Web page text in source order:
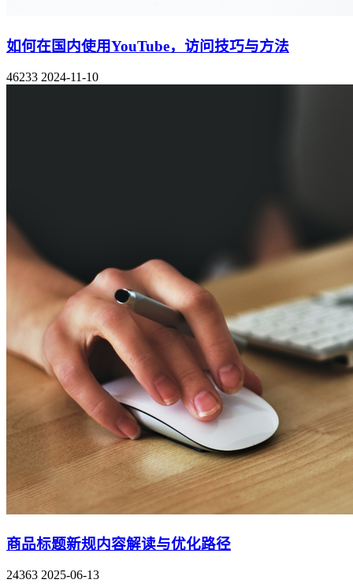
如何在国内使用YouTube，访问技巧与方法
46233 2024-11-10
商品标题新规内容解读与优化路径
24363 2025-06-13